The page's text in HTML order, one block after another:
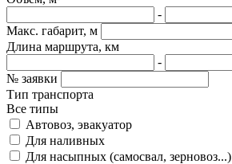
-
Макс. габарит, м
Длина маршрута, км
-
№ заявки
Тип транспорта
Все типы
Автовоз, эвакуатор
Для наливных
Для насыпных (самосвал, зерновоз...)